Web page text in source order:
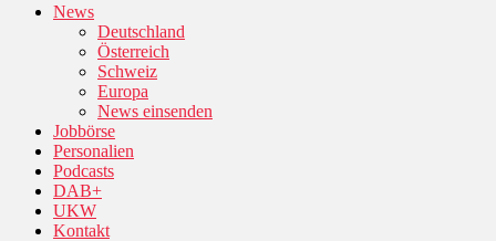
News
Deutschland
Österreich
Schweiz
Europa
News einsenden
Jobbörse
Personalien
Podcasts
DAB+
UKW
Kontakt